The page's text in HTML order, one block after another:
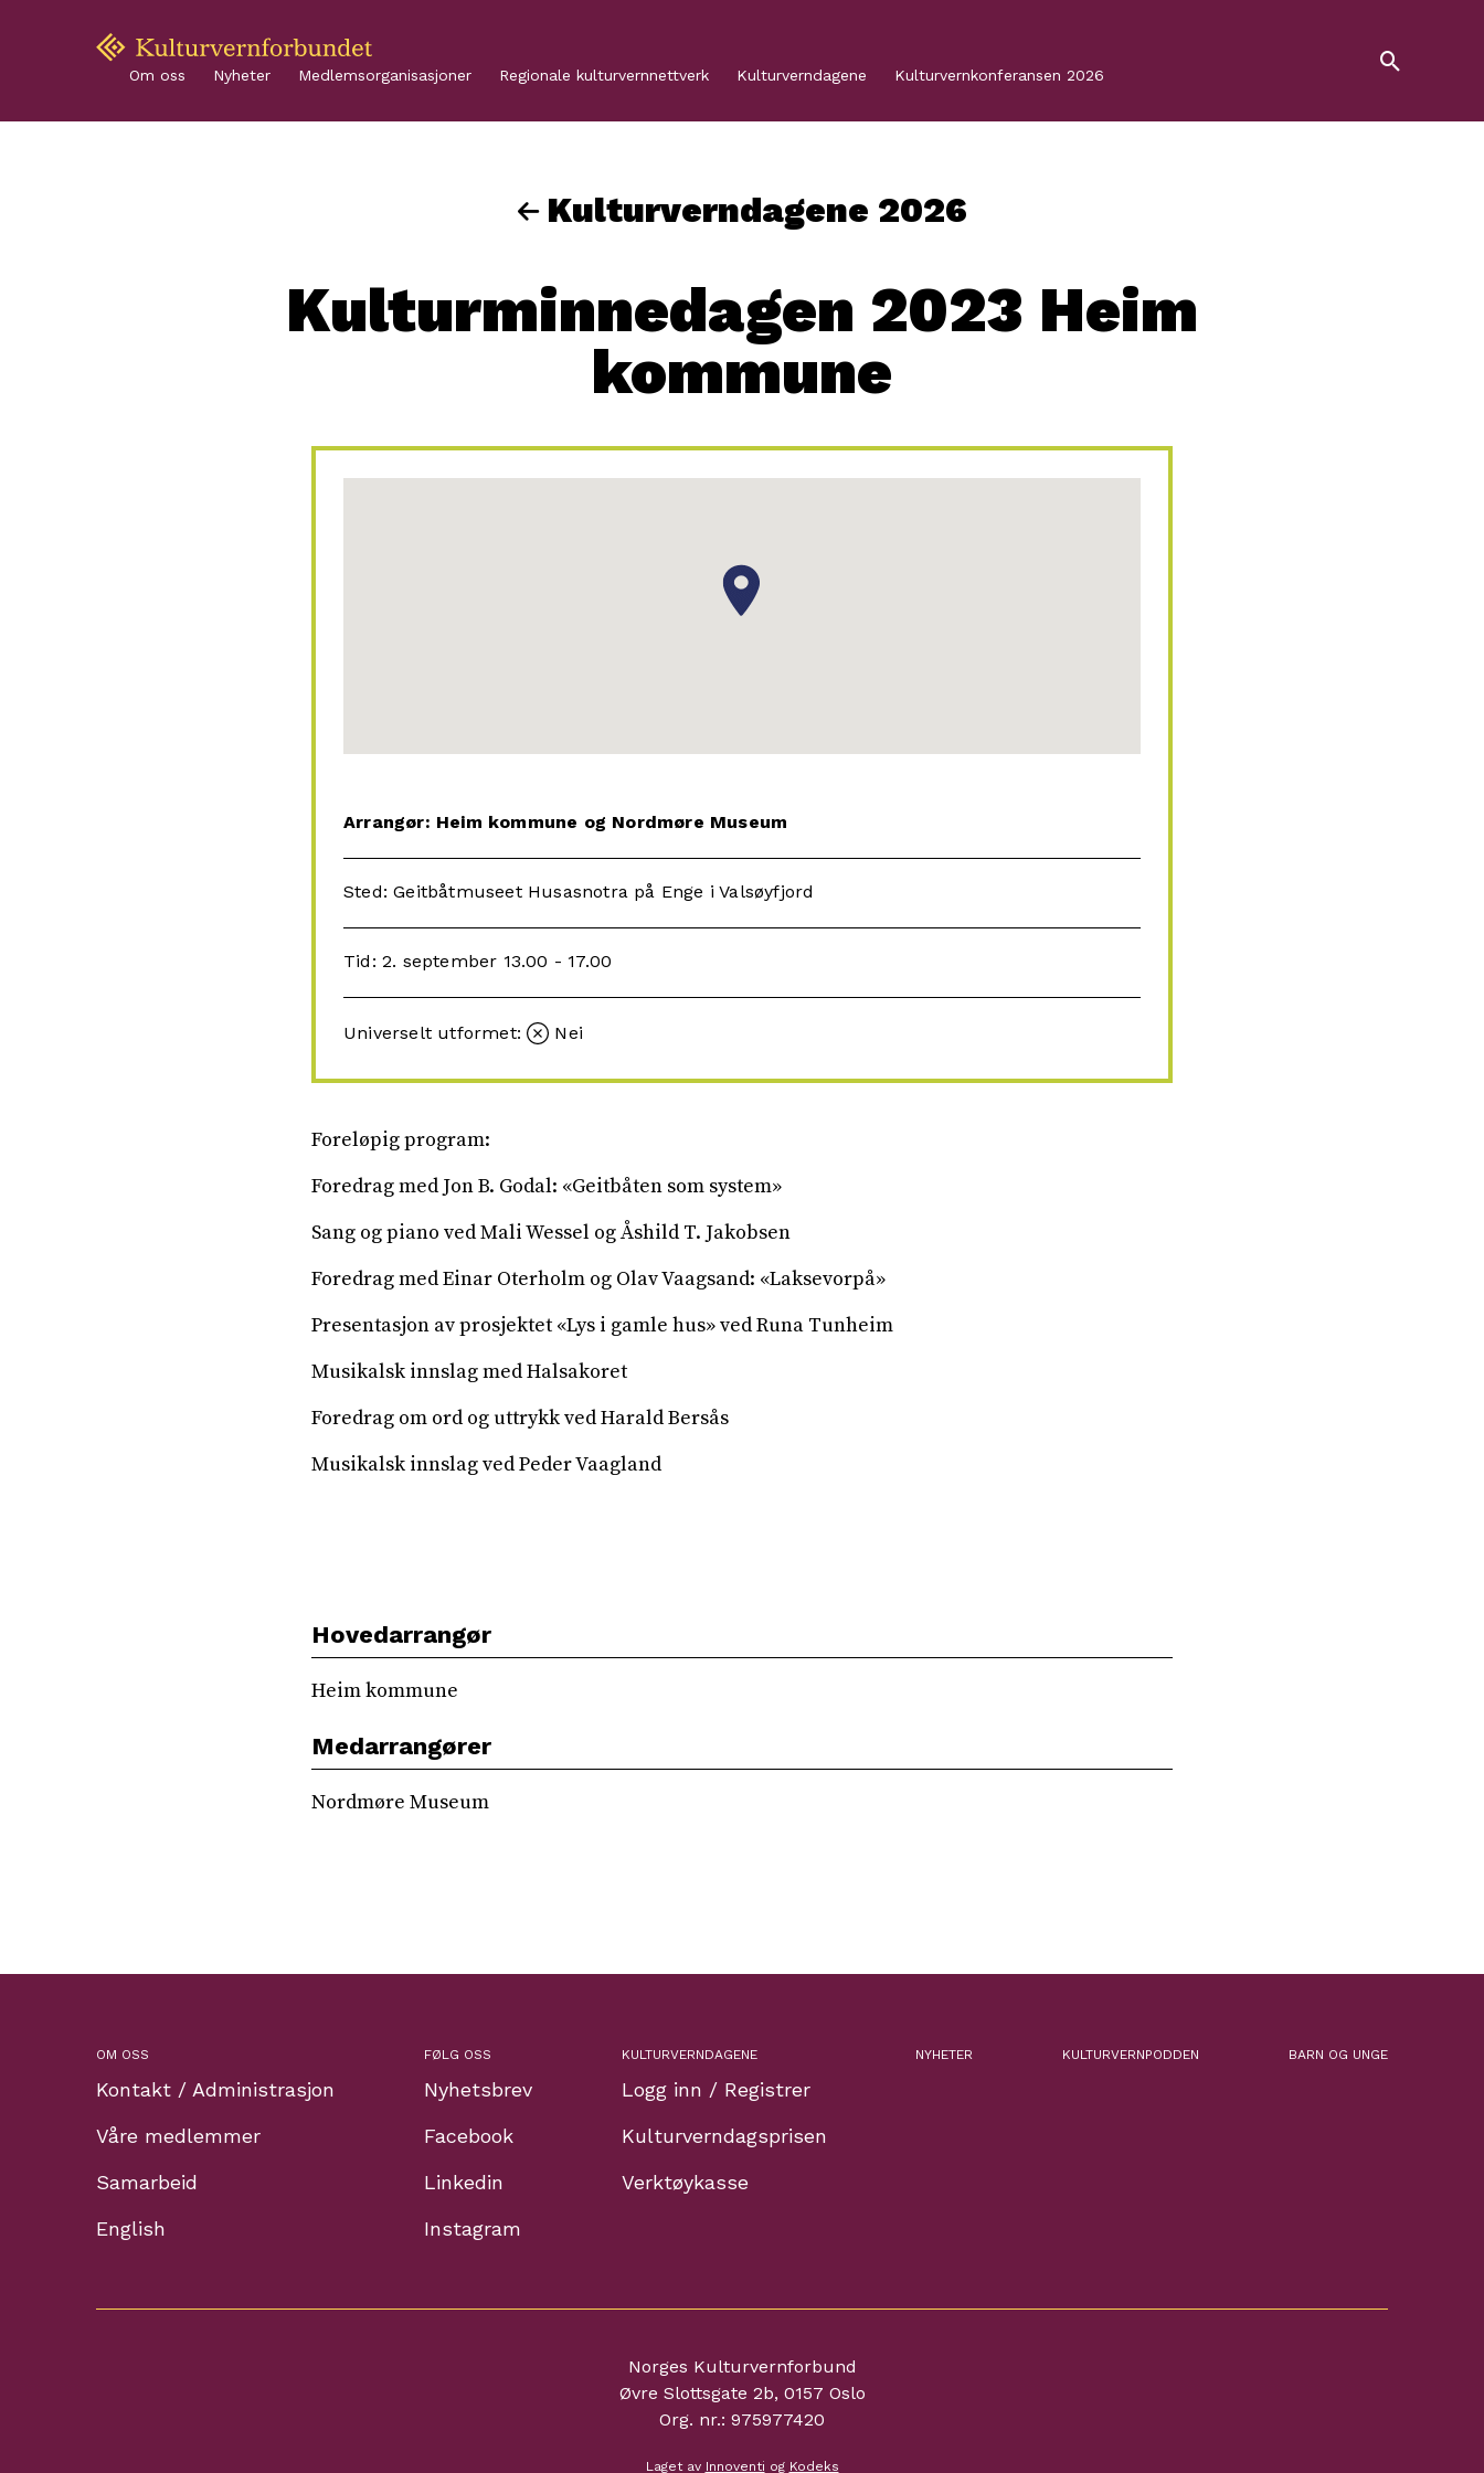
Om oss Nyheter Medlemsorganisasjoner Regionale kulturvernnettverk Kulturverndagene Kulturvernkonferansen 2026
Kulturverndagene 2026
Kulturminnedagen 2023 Heim
kommune
Arrangør: Heim kommune og Nordmøre Museum
Sted: Geitbåtmuseet Husasnotra på Enge i Valsøyfjord
Tid: 2. september 13.00 - 17.00
Universelt utformet: Nei
Foreløpig program:
Foredrag med Jon B. Godal: «Geitbåten som system»
Sang og piano ved Mali Wessel og Åshild T. Jakobsen
Foredrag med Einar Oterholm og Olav Vaagsand: «Laksevorpå»
Presentasjon av prosjektet «Lys i gamle hus» ved Runa Tunheim
Musikalsk innslag med Halsakoret
Foredrag om ord og uttrykk ved Harald Bersås
Musikalsk innslag ved Peder Vaagland
Hovedarrangør
Heim kommune
Medarrangører
Nordmøre Museum
OM OSS
Kontakt / Administrasjon
Våre medlemmer
Samarbeid
English
FØLG OSS
Nyhetsbrev
Facebook
Linkedin
Instagram
KULTURVERNDAGENE
Logg inn / Registrer
Kulturverndagsprisen
Verktøykasse
NYHETER KULTURVERNPODDEN BARN OG UNGE
Norges Kulturvernforbund
Øvre Slottsgate 2b, 0157 Oslo
Org. nr.: 975977420
Laget av Innoventi og Kodeks